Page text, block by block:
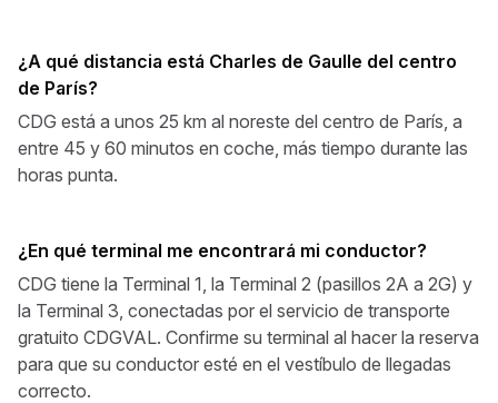
¿A qué distancia está Charles de Gaulle del centro
de París?
CDG está a unos 25 km al noreste del centro de París, a
entre 45 y 60 minutos en coche, más tiempo durante las
horas punta.
¿En qué terminal me encontrará mi conductor?
CDG tiene la Terminal 1, la Terminal 2 (pasillos 2A a 2G) y
la Terminal 3, conectadas por el servicio de transporte
gratuito CDGVAL. Confirme su terminal al hacer la reserva
para que su conductor esté en el vestíbulo de llegadas
correcto.